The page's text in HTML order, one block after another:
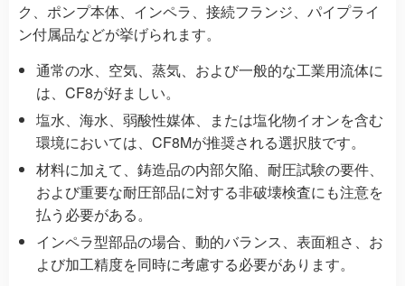
ク、ポンプ本体、インペラ、接続フランジ、パイプライ
ン付属品などが挙げられます。
通常の水、空気、蒸気、および一般的な工業用流体に
は、CF8が好ましい。
塩水、海水、弱酸性媒体、または塩化物イオンを含む
環境においては、CF8Mが推奨される選択肢です。
材料に加えて、鋳造品の内部欠陥、耐圧試験の要件、
および重要な耐圧部品に対する非破壊検査にも注意を
払う必要がある。
インペラ型部品の場合、動的バランス、表面粗さ、お
よび加工精度を同時に考慮する必要があります。